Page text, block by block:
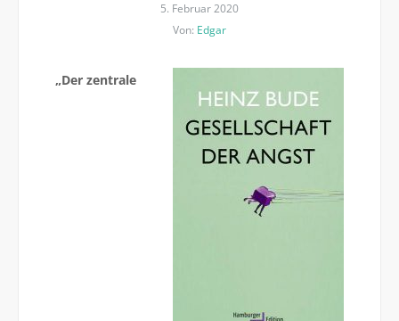
5. Februar 2020
Von: Edgar
„Der zentrale